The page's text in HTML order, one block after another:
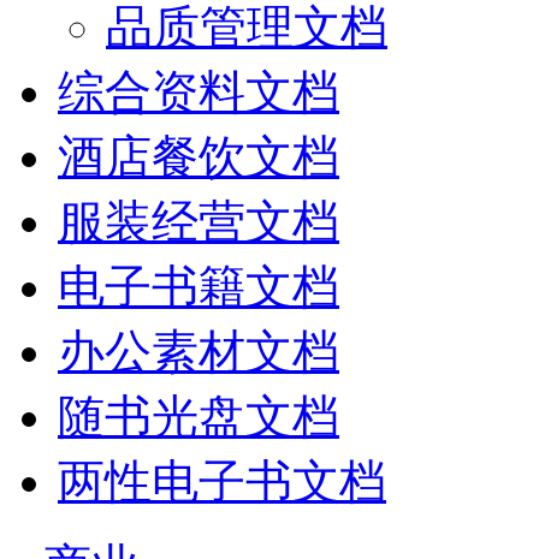
品质管理文档
综合资料文档
酒店餐饮文档
服装经营文档
电子书籍文档
办公素材文档
随书光盘文档
两性电子书文档